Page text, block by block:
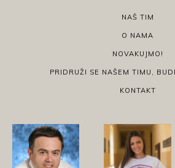
NAŠ TIM
O NAMA
NOVAKUJMO!
PRIDRUŽI SE NAŠEM TIMU,
KONTAKT